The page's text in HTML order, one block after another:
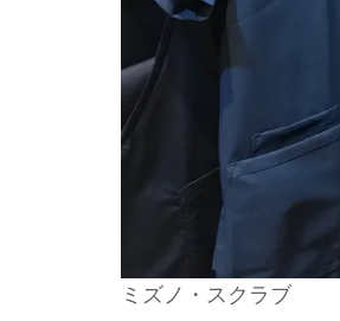
ミズノ・スクラブ